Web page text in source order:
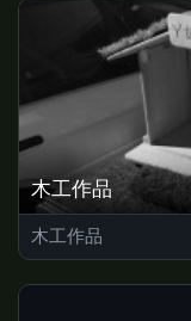
木工作品
木工作品